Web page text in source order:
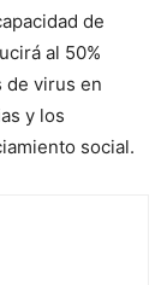
de
al 50%
de virus en
y los
social.